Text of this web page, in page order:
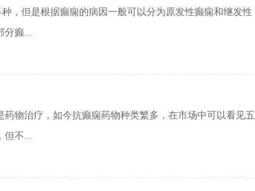
，但是根据癫痫的病因一般可以分为原发性癫痫和继发性
分癫...
物治疗，如今抗癫痫药物种类繁多，在市场中可以看见五
但不...